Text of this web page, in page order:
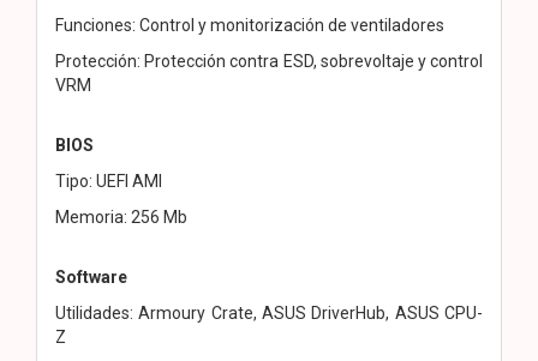
Funciones: Control y monitorización de ventiladores
Protección: Protección contra ESD, sobrevoltaje y control
VRM
BIOS
Tipo: UEFI AMI
Memoria: 256 Mb
Software
Utilidades: Armoury Crate, ASUS DriverHub, ASUS CPU-
Z